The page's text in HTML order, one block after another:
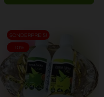
SONDERPREIS!
-10%